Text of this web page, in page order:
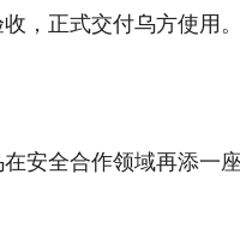
，正式交付乌方使用。
安全合作领域再添一